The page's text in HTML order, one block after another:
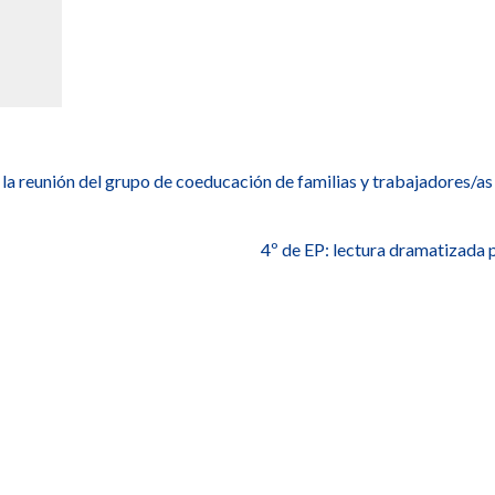
reunión del grupo de coeducación de familias y trabajadores/as
4º de EP: lectura dramatizada